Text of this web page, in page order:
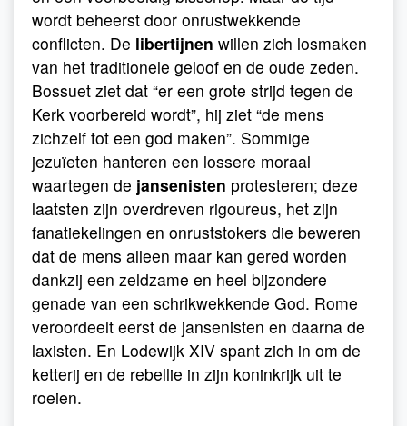
wordt beheerst door onrustwekkende
conflicten. De libertijnen willen zich losmaken
van het traditionele geloof en de oude zeden.
Bossuet ziet dat “er een grote strijd tegen de
Kerk voorbereid wordt”, hij ziet “de mens
zichzelf tot een god maken”. Sommige
jezuïeten hanteren een lossere moraal
waartegen de jansenisten protesteren; deze
laatsten zijn overdreven rigoureus, het zijn
fanatiekelingen en onruststokers die beweren
dat de mens alleen maar kan gered worden
dankzij een zeldzame en heel bijzondere
genade van een schrikwekkende God. Rome
veroordeelt eerst de jansenisten en daarna de
laxisten. En Lodewijk XIV spant zich in om de
ketterij en de rebellie in zijn koninkrijk uit te
roeien.